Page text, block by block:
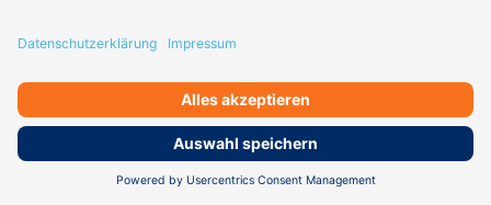
PARTNER
REFERENZEN